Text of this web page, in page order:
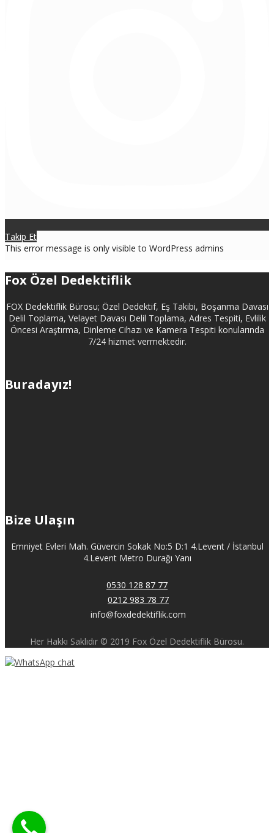
Takip Et
This error message is only visible to WordPress admins
Fox Özel Dedektiflik
FOX Dedektiflik Bürosu; Özel Dedektif, Eş Takibi, Boşanma Davası
Delil Toplama, Velayet Davası Delil Toplama, Adres Tespiti, Evlilik
Öncesi Araştırma, Dinleme Cihazı ve Kamera Tespiti konularında
7/24 hizmet vermektedir.
Buradayız!
Bize Ulaşın
Emniyet Evleri Mah. Güvercin Sokak No:5 D:1 4.Levent / İstanbul
4.Levent Metro Durağı Yanı
0530 128 87 77
0212 983 78 77
info@foxdedektiflik.com
Her Hakkı Saklıdır © 2019 Fox Özel Dedektiflik Bürosu.